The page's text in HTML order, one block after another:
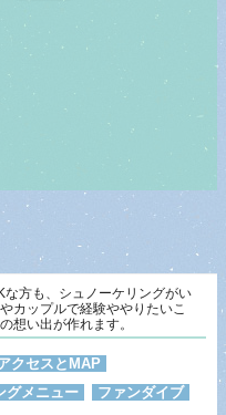
方も、シュノーケリングがい
カップルで経験ややりたいこ
想い出が作れます。
クセスとMAP
グメニュー
ファンダイブ